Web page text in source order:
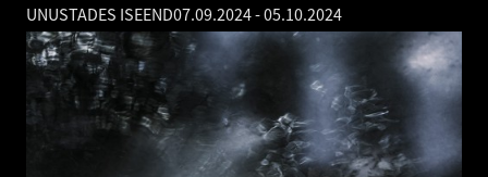
UNUSTADES ISEEND07.09.2024-05.10.2024